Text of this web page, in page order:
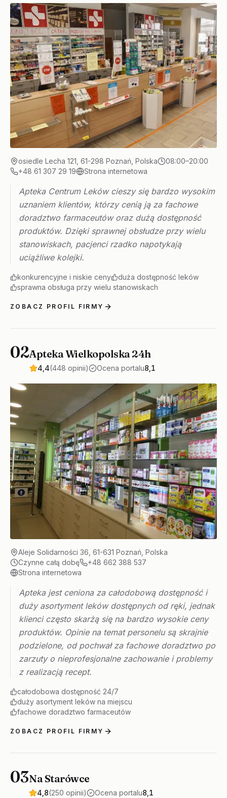
osiedle Lecha 121, 61-298 Poznań, Polska
08:00–20:00
+48 61 307 29 19
Strona internetowa
Apteka Centrum Leków cieszy się bardzo wysokim
uznaniem klientów, którzy cenią ją za fachowe
doradztwo farmaceutów oraz dużą dostępność
produktów. Dzięki sprawnej obsłudze przy wielu
stanowiskach, pacjenci rzadko napotykają
uciążliwe kolejki.
konkurencyjne i niskie ceny
duża dostępność leków
sprawna obsługa przy wielu stanowiskach
ZOBACZ PROFIL FIRMY
02Apteka Wielkopolska 24h
4,4(448 opinii) Ocena portalu8,1
Aleje Solidarności 36, 61-631 Poznań, Polska
Czynne całą dobę
+48 662 388 537
Strona internetowa
Apteka jest ceniona za całodobową dostępność i
duży asortyment leków dostępnych od ręki, jednak
klienci często skarżą się na bardzo wysokie ceny
produktów. Opinie na temat personelu są skrajnie
podzielone, od pochwał za fachowe doradztwo po
zarzuty o nieprofesjonalne zachowanie i problemy
z realizacją recept.
całodobowa dostępność 24/7
duży asortyment leków na miejscu
fachowe doradztwo farmaceutów
ZOBACZ PROFIL FIRMY
03Na Starówce
4,8(250 opinii) Ocena portalu8,1